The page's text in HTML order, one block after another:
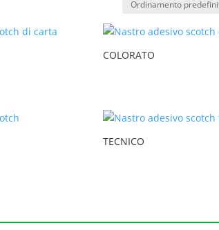
COLORATO
TECNICO